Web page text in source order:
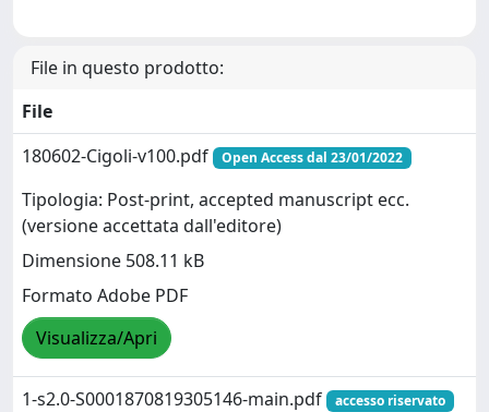
File in questo prodotto:
File
180602-Cigoli-v100.pdf
Open Access dal 23/01/2022
Tipologia: Post-print, accepted manuscript ecc.
(versione accettata dall'editore)
Dimensione 508.11 kB
Formato Adobe PDF
Visualizza/Apri
1-s2.0-S0001870819305146-main.pdf accesso riservato